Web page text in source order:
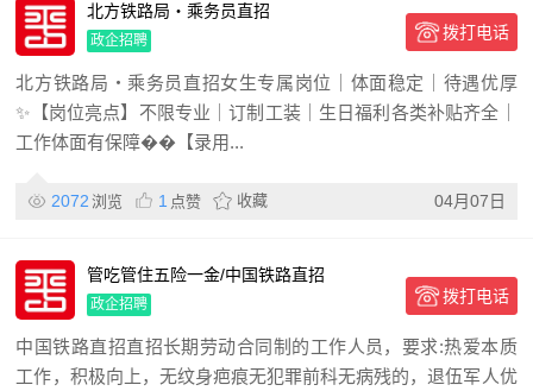
北方铁路局・乘务员直招
政企招聘 拨打电话
北方铁路局・乘务员直招女生专属岗位｜体面稳定｜待遇优厚
✨【岗位亮点】不限专业｜订制工装｜生日福利各类补贴齐全｜
工作体面有保障��【录用...
2072 浏览 1 点赞 收藏 04月07日
管吃管住五险一金/中国铁路直招
政企招聘 拨打电话
中国铁路直招直招长期劳动合同制的工作人员，要求:热爱本质
工作，积极向上，无纹身疤痕无犯罪前科无病残的，退伍军人优